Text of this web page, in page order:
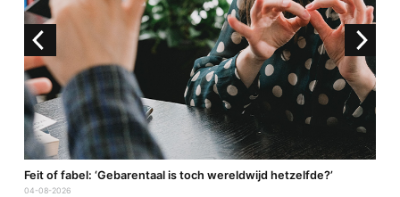
Feit of fabel: ‘Gebarentaal is toch wereldwijd hetzelfde?’
04-08-2026